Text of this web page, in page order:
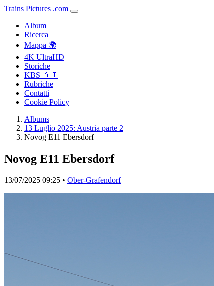
Trains Pictures .com
Album
Ricerca
Mappa 🌍
4K UltraHD
Storiche
KBS 🇦🇹
Rubriche
Contatti
Cookie Policy
Albums
13 Luglio 2025: Austria parte 2
Novog E11 Ebersdorf
Novog E11 Ebersdorf
13/07/2025 09:25 • Ober-Grafendorf